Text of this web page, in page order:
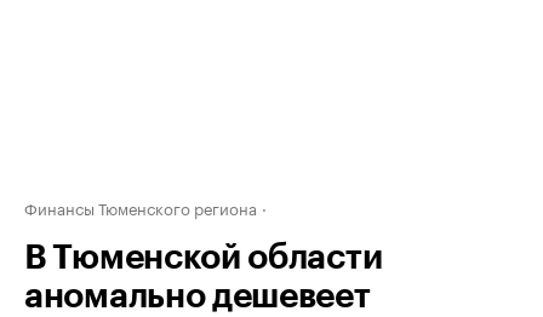
Финансы Тюменского региона
В Тюменской области
аномально дешевеет